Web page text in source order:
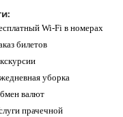
Wi-Fi в номерах
билетов
уборка
валют
прачечной